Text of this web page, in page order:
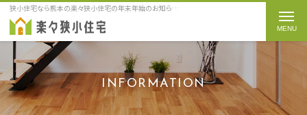
狭小住宅なら熊本の楽々狭小住宅の年末年始のお知らせをご紹介
INFORMATION
t
o
g
g
l
e